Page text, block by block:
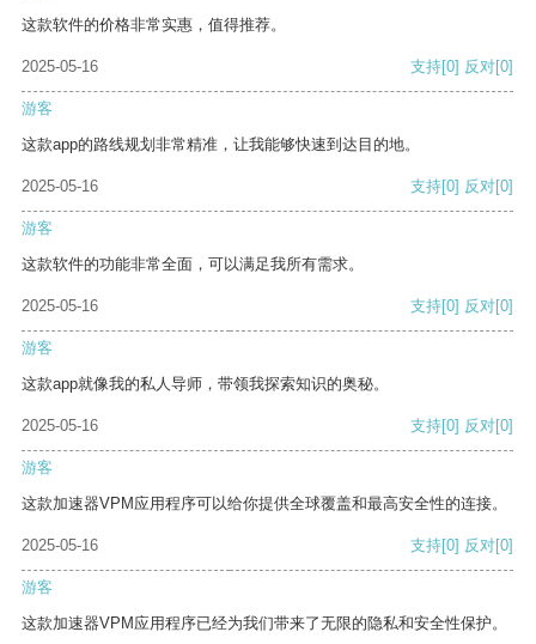
这款软件的价格非常实惠，值得推荐。
2025-05-16 支持[0] 反对[0]
游客
这款app的路线规划非常精准，让我能够快速到达目的地。
2025-05-16 支持[0] 反对[0]
游客
这款软件的功能非常全面，可以满足我所有需求。
2025-05-16 支持[0] 反对[0]
游客
这款app就像我的私人导师，带领我探索知识的奥秘。
2025-05-16 支持[0] 反对[0]
游客
这款加速器VPM应用程序可以给你提供全球覆盖和最高安全性的连接。
2025-05-16 支持[0] 反对[0]
游客
这款加速器VPM应用程序已经为我们带来了无限的隐私和安全性保护。